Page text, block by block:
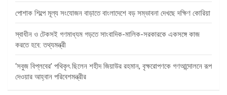
পোশাক শিল্পে মূল্য সংযোজন বাড়াতে বাংলাদেশে বড় সম্ভাবনা দেখছে দক্ষিণ কোরিয়া
স্বাধীন ও টেকসই গণমাধ্যম গড়তে সাংবাদিক-মালিক-সরকারকে একসঙ্গে কাজ
করতে হবে: তথ্যমন্ত্রী
‘সবুজ বিপ্লবের’ পথিকৃৎ ছিলেন শহীদ জিয়াউর রহমান, বৃক্ষরোপণকে গণআন্দোলনে রূপ
দেওয়ার আহ্বান পরিবেশমন্ত্রীর